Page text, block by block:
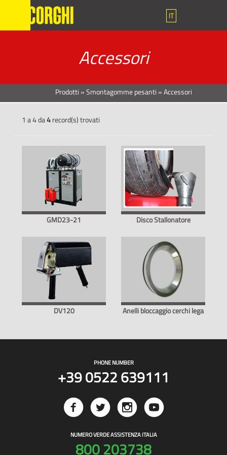
IT
Accessori
Prodotti »Smontagomme pesanti »Accessori
1 a 4 da4record(s) trovati
GMD23-21 Disco Stallonatore
DV120 Anelli bloccaggio cerchi lega
PHONE NUMBER
+39 0522 639111
NUMERO VERDE ASSISTENZA ITALIA
800 203738